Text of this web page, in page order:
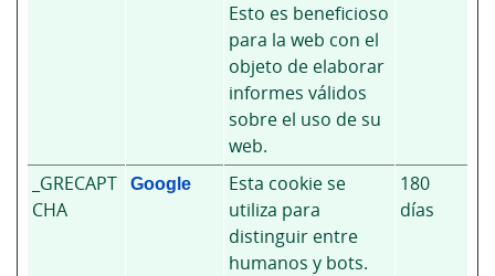
Esto es beneficioso
para la web con el
objeto de elaborar
informes válidos
sobre el uso de su
web.
_GRECAPT
CHA
Google
Esta cookie se
utiliza para
distinguir entre
humanos y bots.
180
días